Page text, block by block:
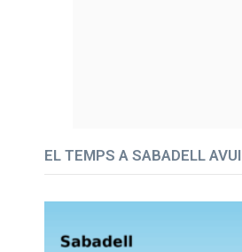
EL TEMPS A SABADELL AVUI